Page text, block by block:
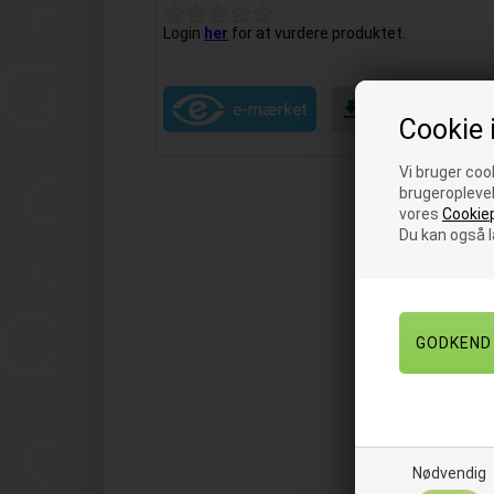
Vi bruger
vores
Du kan også
Nødvendig
Login her for at vurdere produktet.